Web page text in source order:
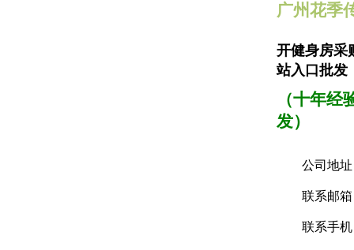
广州花季
开健身房采
站入口批发
（十年
发）
公司地址
联系邮箱
联系手机